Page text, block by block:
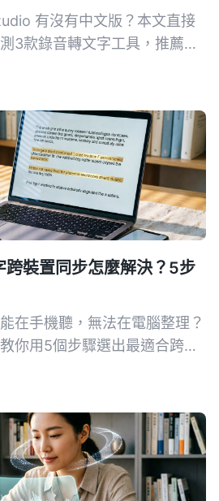
有沒有中文版？本文直接
3款錄音轉文字工具，推薦
裝置同步怎麼解決？5步
在手機聽，無法在電腦整理？
你用5個步驟選出最適合跨裝